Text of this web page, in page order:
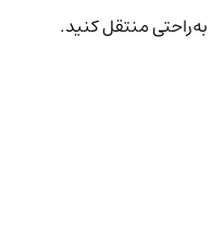
منتقل کنید.